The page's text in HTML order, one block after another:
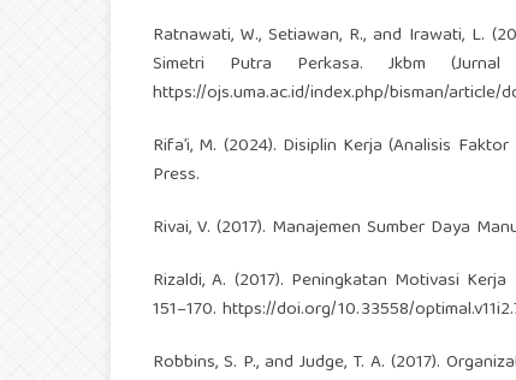
Ratnawati, W., Setiawan, R., and Irawati, L.
Simetri Putra Perkasa. Jkbm
https://ojs.uma.ac.id/index.php/bisman/article/
Rifa’i, M. (2024). Disiplin Kerja (Analisis
Press.
Rivai, V. (2017). Manajemen Sumber Daya
Rizaldi, A. (2017). Peningkatan Motivasi
151–170. https://doi.org/10.33558/
Robbins, S. P., and Judge, T. A. (2017).